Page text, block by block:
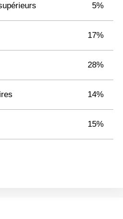
5%
17%
28%
14%
15%